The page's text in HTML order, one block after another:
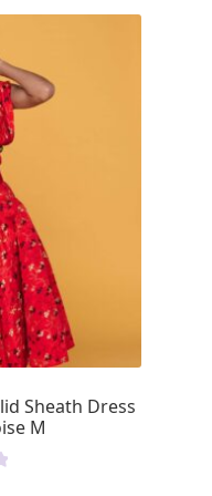
Sheath Dress
M